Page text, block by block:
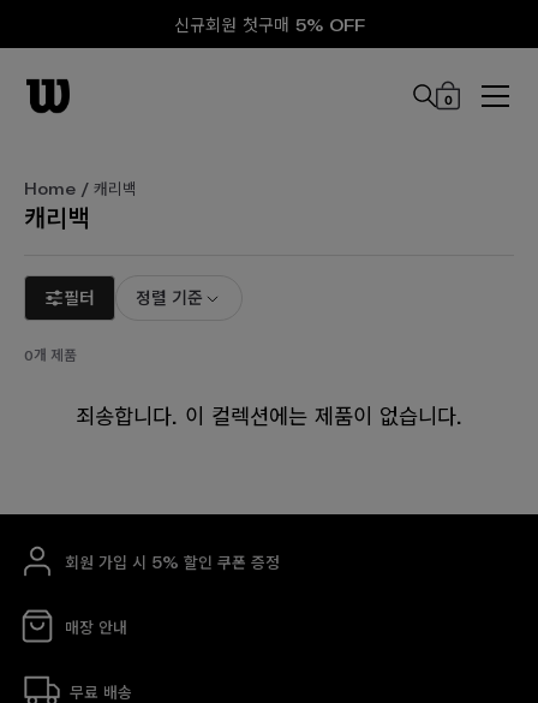
신규회원 첫구매 5% OFF
0
Home / 캐리백
캐리백
필터 정렬 기준
0개 제품
죄송합니다. 이 컬렉션에는 제품이 없습니다.
회원 가입 시 5% 할인 쿠폰 증정
매장 안내
무료 배송